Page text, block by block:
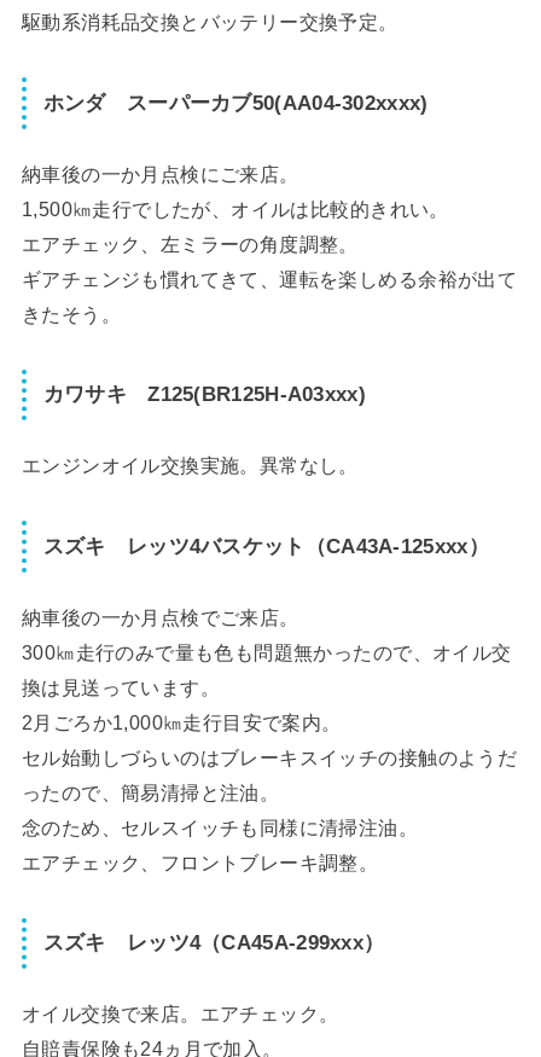
駆動系消耗品交換とバッテリー交換予定。
ホンダ スーパーカブ50(AA04-302xxxx)
納車後の一か月点検にご来店。
1,500㎞走行でしたが、オイルは比較的きれい。
エアチェック、左ミラーの角度調整。
ギアチェンジも慣れてきて、運転を楽しめる余裕が出て
きたそう。
カワサキ Z125(BR125H-A03xxx)
エンジンオイル交換実施。異常なし。
スズキ レッツ4バスケット（CA43A-125xxx）
納車後の一か月点検でご来店。
300㎞走行のみで量も色も問題無かったので、オイル交
換は見送っています。
2月ごろか1,000㎞走行目安で案内。
セル始動しづらいのはブレーキスイッチの接触のようだ
ったので、簡易清掃と注油。
念のため、セルスイッチも同様に清掃注油。
エアチェック、フロントブレーキ調整。
スズキ レッツ4（CA45A-299xxx）
オイル交換で来店。エアチェック。
自賠責保険も24ヵ月で加入。